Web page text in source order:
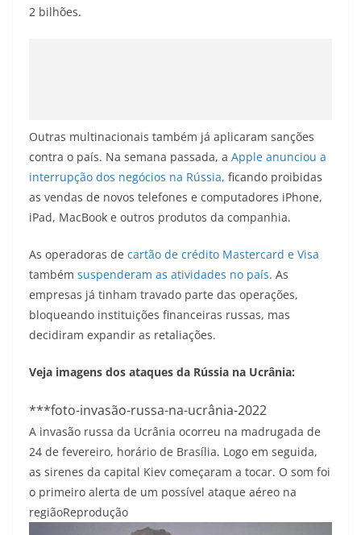
2 bilhões.
Outras multinacionais também já aplicaram sanções
contra o país. Na semana passada, a Apple anunciou a
interrupção dos negócios na Rússia, ficando proibidas
as vendas de novos telefones e computadores iPhone,
iPad, MacBook e outros produtos da companhia.
As operadoras de cartão de crédito Mastercard e Visa
também suspenderam as atividades no país. As
empresas já tinham travado parte das operações,
bloqueando instituições financeiras russas, mas
decidiram expandir as retaliações.
Veja imagens dos ataques da Rússia na Ucrânia:
***foto-invasão-russa-na-ucrânia-2022
A invasão russa da Ucrânia ocorreu na madrugada de
24 de fevereiro, horário de Brasília. Logo em seguida,
as sirenes da capital Kiev começaram a tocar. O som foi
o primeiro alerta de um possível ataque aéreo na
regiãoReprodução